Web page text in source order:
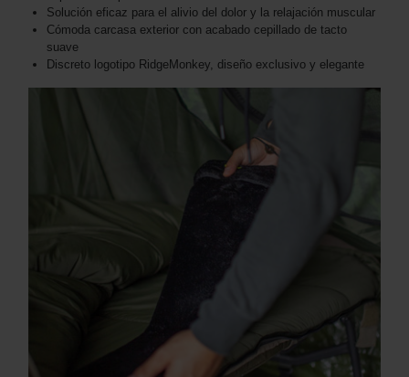
Solución eficaz para el alivio del dolor y la relajación muscular
Cómoda carcasa exterior con acabado cepillado de tacto
suave
Discreto logotipo RidgeMonkey, diseño exclusivo y elegante